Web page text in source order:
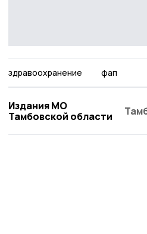
здравоохранение фап
Издания МО
Тамбовской области